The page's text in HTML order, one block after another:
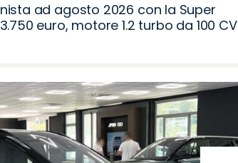
ad agosto 2026 con la Super
euro, motore 1.2 turbo da 100 CV